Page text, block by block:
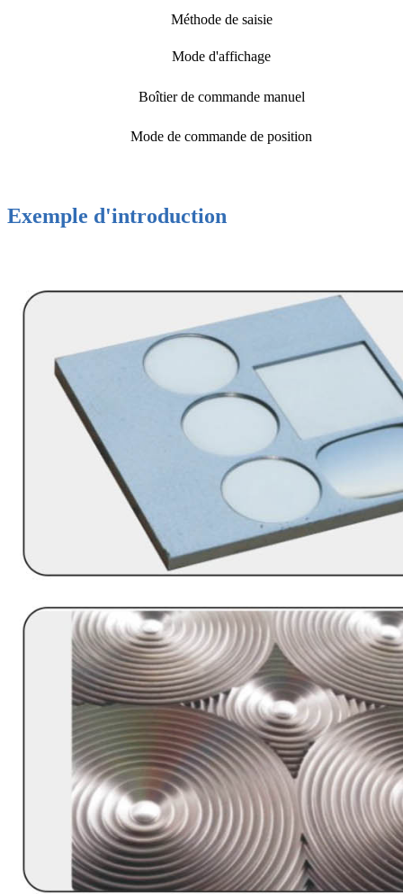
Méthode de saisie
Mode d'affichage
Boîtier de commande manuel
Mode de commande de position
Exemple d'introduction